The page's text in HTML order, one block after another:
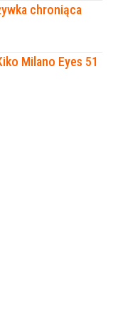
chroniąca
Milano Eyes 51